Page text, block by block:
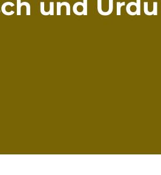
und